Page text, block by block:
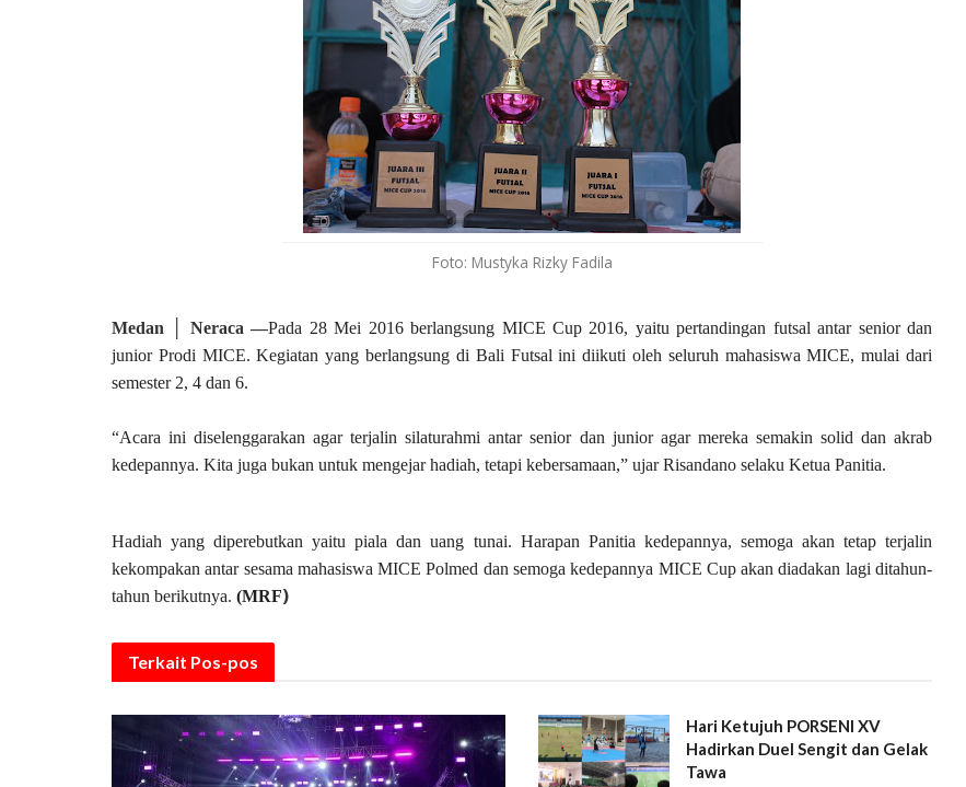
Foto: Mustyka Rizky Fadila
Medan │ Neraca —Pada 28 Mei 2016 berlangsung MICE Cup 2016, yaitu pertandingan futsal antar senior dan
junior Prodi MICE. Kegiatan yang berlangsung di Bali Futsal ini diikuti oleh seluruh mahasiswa MICE, mulai dari
semester 2, 4 dan 6.
“Acara ini diselenggarakan agar terjalin silaturahmi antar senior dan junior agar mereka semakin solid dan akrab
kedepannya. Kita juga bukan untuk mengejar hadiah, tetapi kebersamaan,” ujar Risandano selaku Ketua Panitia.
Hadiah yang diperebutkan yaitu piala dan uang tunai. Harapan Panitia kedepannya, semoga akan tetap terjalin
kekompakan antar sesama mahasiswa MICE Polmed dan semoga kedepannya MICE Cup akan diadakan lagi ditahun-
tahun berikutnya. (MRF)
Terkait Pos-pos
Hari Ketujuh PORSENI XV
Hadirkan Duel Sengit dan Gelak
Tawa